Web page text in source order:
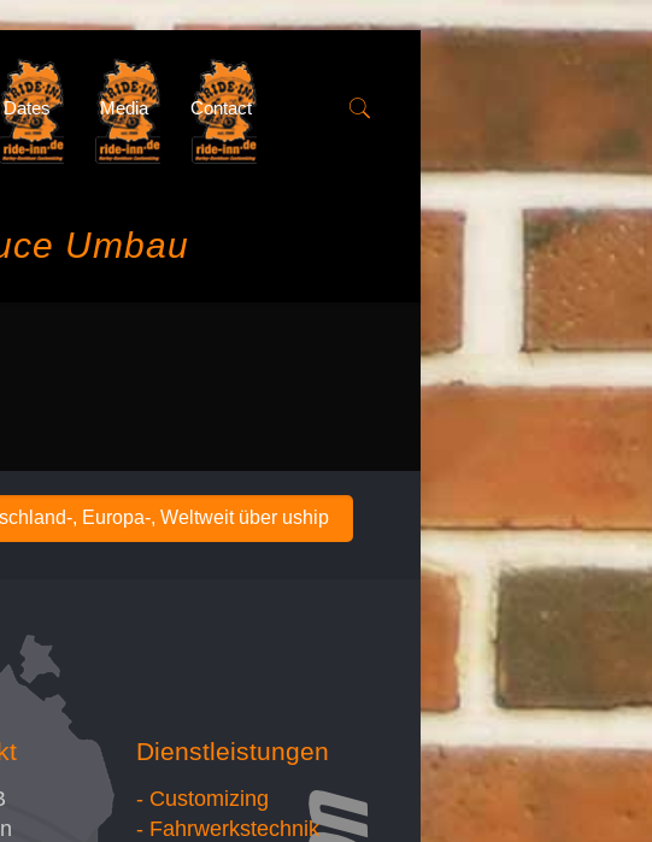
Dates Media Contact
Umbau
, Europa-, Weltweit über uship
Dienstleistungen
- Customizing
- Fahrwerkstechnik